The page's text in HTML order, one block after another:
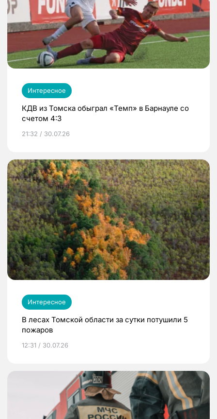
Интересное
КДВ из Томска обыграл «Темп» в Барнауле со
счетом 4:3
21:32 / 30.07.26
Интересное
В лесах Томской области за сутки потушили 5
пожаров
12:31 / 30.07.26